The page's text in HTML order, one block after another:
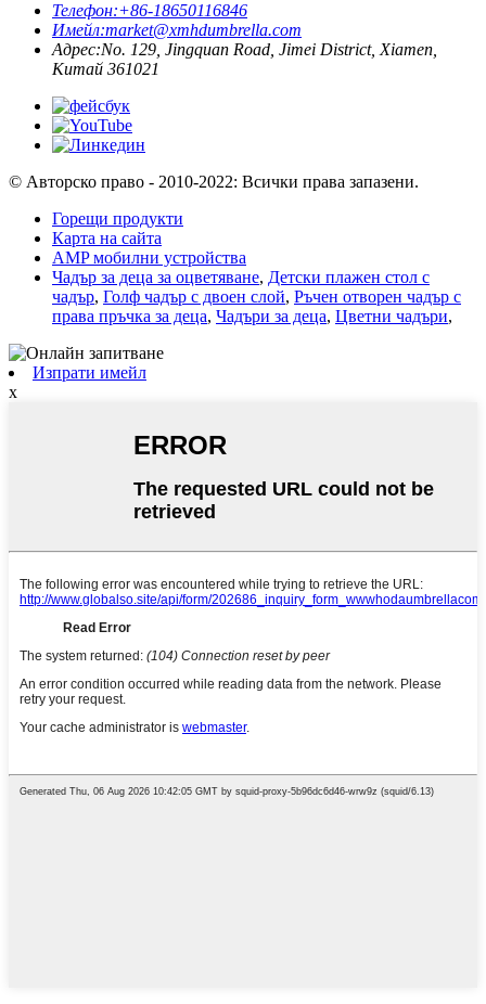
Телефон:+86-18650116846
Имейл:market@xmhdumbrella.com
Адрес:No. 129, Jingquan Road, Jimei District, Xiamen,
Китай 361021
© Авторско право - 2010-2022: Всички права запазени.
Горещи продукти
Карта на сайта
AMP мобилни устройства
Чадър за деца за оцветяване, Детски плажен стол с
чадър, Голф чадър с двоен слой, Ръчен отворен чадър с
права пръчка за деца, Чадъри за деца, Цветни чадъри,
Изпрати имейл
x